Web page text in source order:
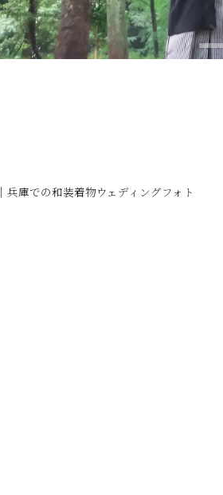
｜兵庫での和装着物ウェディングフォト